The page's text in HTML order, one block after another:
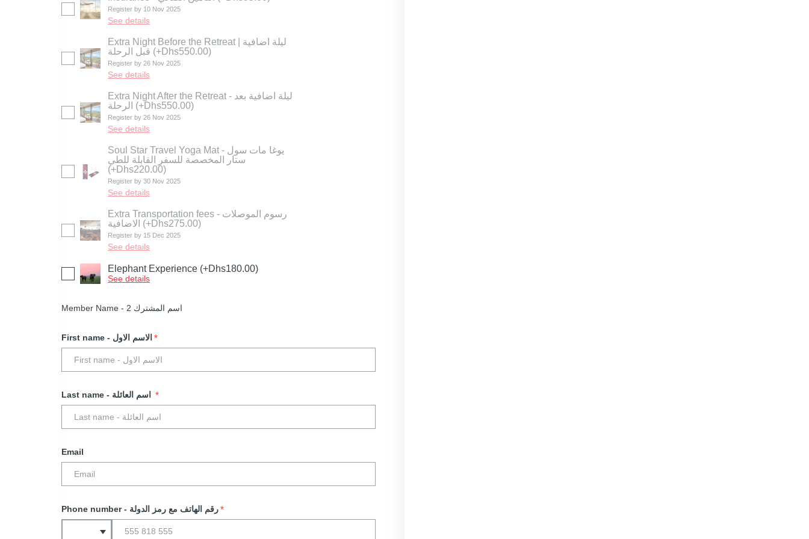
Register by 10 Nov 2025
See details
Extra Night Before the Retreat | ليلة اضافية
(+Dhs550.00)
Register by 26 Nov 2025
See details
Extra Night After the Retreat - ليلة اضافية بعد
(+Dhs550.00)
Register by 26 Nov 2025
See details
Soul Star Travel Yoga Mat - يوغا مات سول
ستار المخصصة للسفر القابلة للطي
(+Dhs220.00)
Register by 30 Nov 2025
See details
Extra Transportation fees - رسوم الموصلات
(+Dhs275.00)
Register by 15 Dec 2025
See details
Elephant Experience (+Dhs180.00)
See details
Member Name - اسم المشترك 2
First name - الاسم الاول *
*
Email
Phone number - رقم الهاتف مع رمز الدولة*